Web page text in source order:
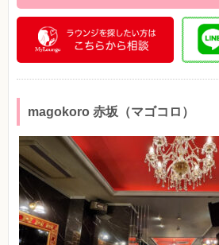
magokoro 赤坂（マゴコロ）